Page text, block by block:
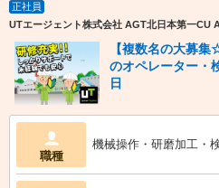
正社員
UTエージェント株式会社 AGT北日本第一CU
【複数名の大募
のオペレーター・
日
職種
機械操作・研磨加工・